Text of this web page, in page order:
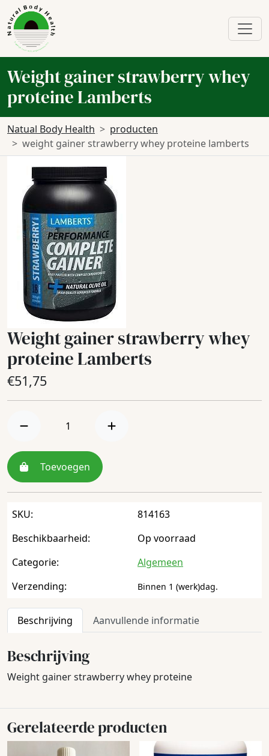
Weight gainer strawberry whey
proteine Lamberts
Natual Body Health
producten
weight gainer strawberry whey proteine lamberts
Weight gainer strawberry whey
proteine Lamberts
€51,75
Toevoegen
SKU:
814163
Beschikbaarheid:
Op voorraad
Categorie:
Algemeen
Verzending:
Binnen 1 (werk)dag.
Beschrijving Aanvullende informatie
Beschrijving
Weight gainer strawberry whey proteine
Gerelateerde producten